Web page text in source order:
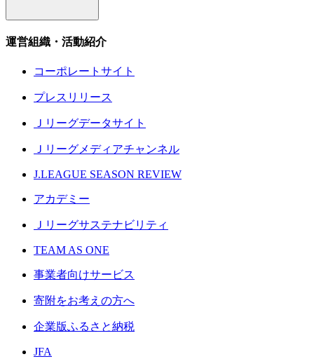
運営組織・活動紹介
コーポレートサイト
プレスリリース
Ｊリーグデータサイト
Ｊリーグメディアチャンネル
J.LEAGUE SEASON REVIEW
アカデミー
Ｊリーグサステナビリティ
TEAM AS ONE
事業者向けサービス
寄附をお考えの方へ
企業版ふるさと納税
JFA